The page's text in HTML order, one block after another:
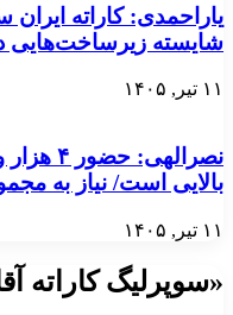
یاراحمدی: کاراته
شایسته زیرساخت‌هایی
۱۱ تیر, ۱۴۰۵
بالایی است/ نیاز به
۱۱ تیر, ۱۴۰۵
«سوپرلیگ کاراته